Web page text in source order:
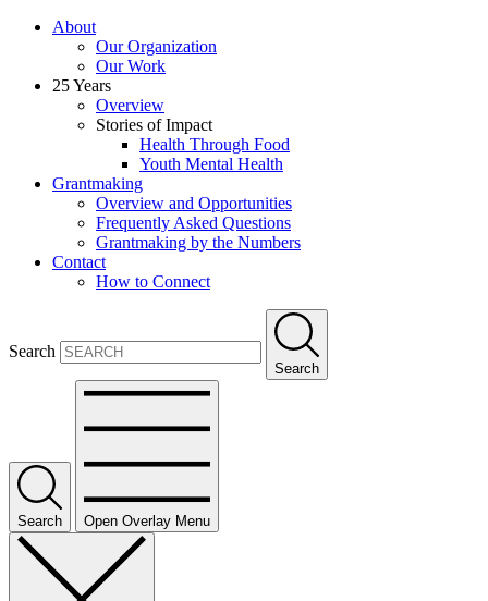
About
Our Organization
Our Work
25 Years
Overview
Stories of Impact
Health Through Food
Youth Mental Health
Grantmaking
Overview and Opportunities
Frequently Asked Questions
Grantmaking by the Numbers
Contact
How to Connect
Search
Search
Search Open Overlay Menu